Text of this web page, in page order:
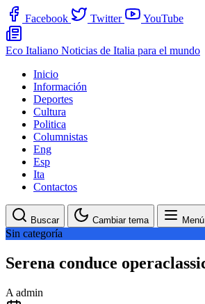
Facebook Twitter YouTube
Eco Italiano Noticias de Italia para el mundo
Inicio
Información
Deportes
Cultura
Politica
Columnistas
Eng
Esp
Ita
Contactos
Buscar Cambiar tema Menú
Sin categoría
Serena conduce
A admin